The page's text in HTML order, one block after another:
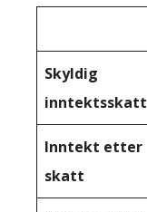
Skyldig
inntektsskatt
Inntekt etter
skatt